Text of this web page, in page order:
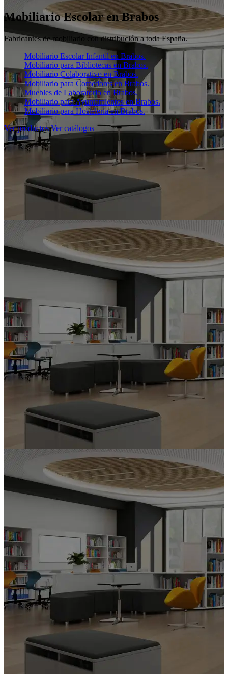
Mobiliario Escolar enBrabos
Fabricantes de mobiliario con distribución a toda España.
Mobiliario Escolar Infantil en Brabos.
Mobiliario para Bibliotecas en Brabos.
Mobiliario Colaborativo en Brabos.
Mobiliario para Comedores en Brabos.
Muebles de Laboratorio en Brabos.
Mobiliario para Ayuntamientos en Brabos.
Mobiliario para Hostelería en Brabos.
Ver productos Ver catálogos